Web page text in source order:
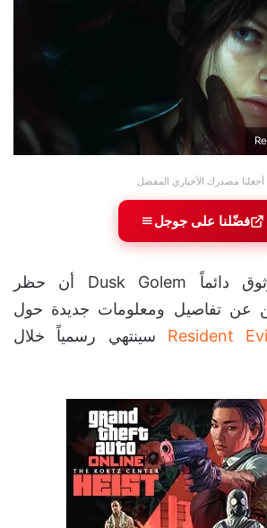
أجعلنا مصدرك الأخباري المفضل
فضّلنا على جوجل
أكد المصدر الموثوق دائماً Dusk Golem أن حظر
عن تفاصيل ومعلومات جديدة حول
Resident سينتهي رسمياً خلال